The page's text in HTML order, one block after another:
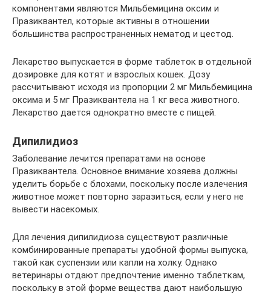
компонентами являются Мильбемицина оксим и
Празиквантел, которые активны в отношении
большинства распространенных нематод и цестод.
Лекарство выпускается в форме таблеток в отдельной
дозировке для котят и взрослых кошек. Дозу
рассчитывают исходя из пропорции 2 мг Мильбемицина
оксима и 5 мг Празиквантела на 1 кг веса животного.
Лекарство дается однократно вместе с пищей.
Дипилидиоз
Заболевание лечится препаратами на основе
Празиквантела. Основное внимание хозяева должны
уделить борьбе с блохами, поскольку после излечения
животное может повторно заразиться, если у него не
вывести насекомых.
Для лечения дипилидиоза существуют различные
комбинированные препараты удобной формы выпуска,
такой как суспензии или капли на холку. Однако
ветеринары отдают предпочтение именно таблеткам,
поскольку в этой форме вещества дают наибольшую